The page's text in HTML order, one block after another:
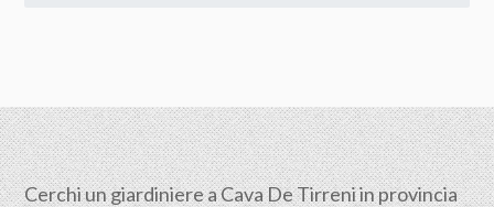
Cerchi un giardiniere a Cava De Tirreni in provincia